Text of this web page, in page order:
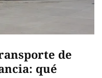
de
qué